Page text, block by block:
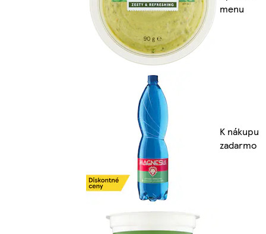
menu
K nákupu
zadarmo